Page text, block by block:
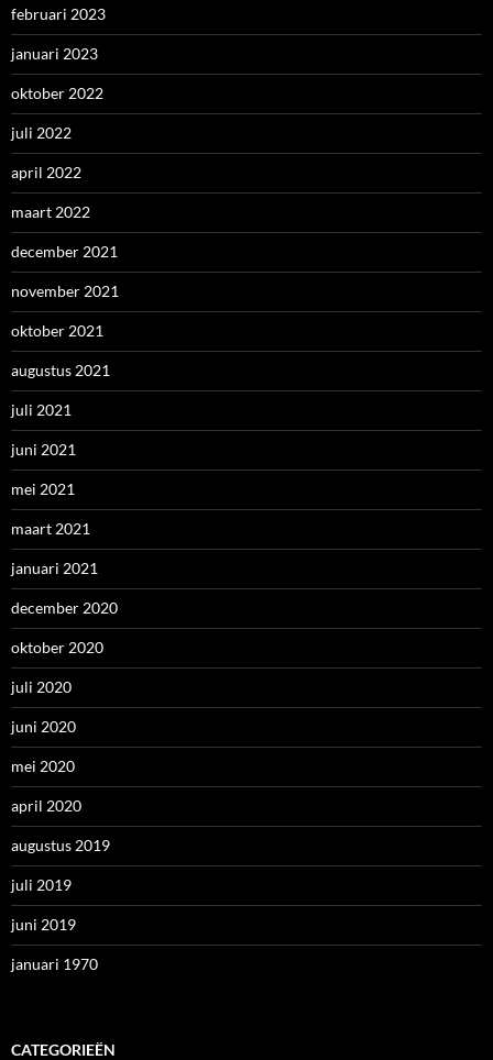
februari 2023
januari 2023
oktober 2022
juli 2022
april 2022
maart 2022
december 2021
november 2021
oktober 2021
augustus 2021
juli 2021
juni 2021
mei 2021
maart 2021
januari 2021
december 2020
oktober 2020
juli 2020
juni 2020
mei 2020
april 2020
augustus 2019
juli 2019
juni 2019
januari 1970
CATEGORIEËN